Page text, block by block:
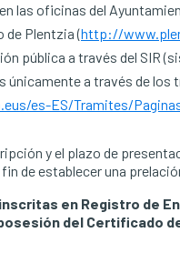
las oficinas del
de Plentzia (http://
pública a través del SIR
únicamente a través de los
es-ES/Tramites/
y el plazo de
de establecer una
en Registro de
del Certificado